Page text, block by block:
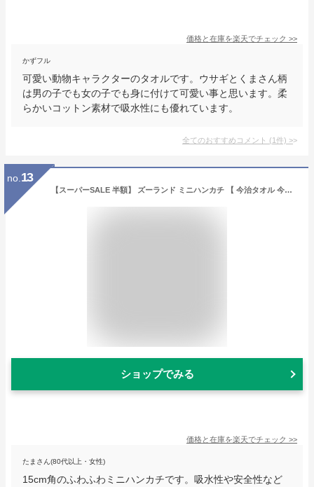
価格と在庫を楽天でチェック >>
かずフル
可愛い動物キャラクターのタオルです。ウサギとくまさん柄
は男の子でも女の子でも身に付けて可愛い事と思います。柔
らかいコットン素材で吸水性にも優れています。
全てのおすすめコメント (1件) >
no. 13
【スーパーSALE 半額】 ズーランド ミニハンカチ 【 今治タオル 今治 ハンカチ 小さめ アニマル ギフト お祝い 内祝い プレゼント シンプル パステル ふわふわ タオル地 ハンカチタオル キッズ 】
ショップでみる
価格と在庫を楽天でチェック >>
たまさん(80代以上・女性)
15cm角のふわふわミニハンカチです。吸水性や安全性など